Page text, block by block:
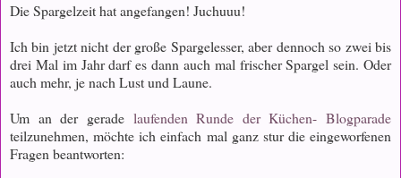
Die Spargelzeit hat angefangen! Juchuuu!
Ich bin jetzt nicht der große Spargelesser, aber dennoch so zwei bis
drei Mal im Jahr darf es dann auch mal frischer Spargel sein. Oder
auch mehr, je nach Lust und Laune.
Um an der gerade laufenden Runde der Küchen- Blogparade
teilzunehmen, möchte ich einfach mal ganz stur die eingeworfenen
Fragen beantworten: